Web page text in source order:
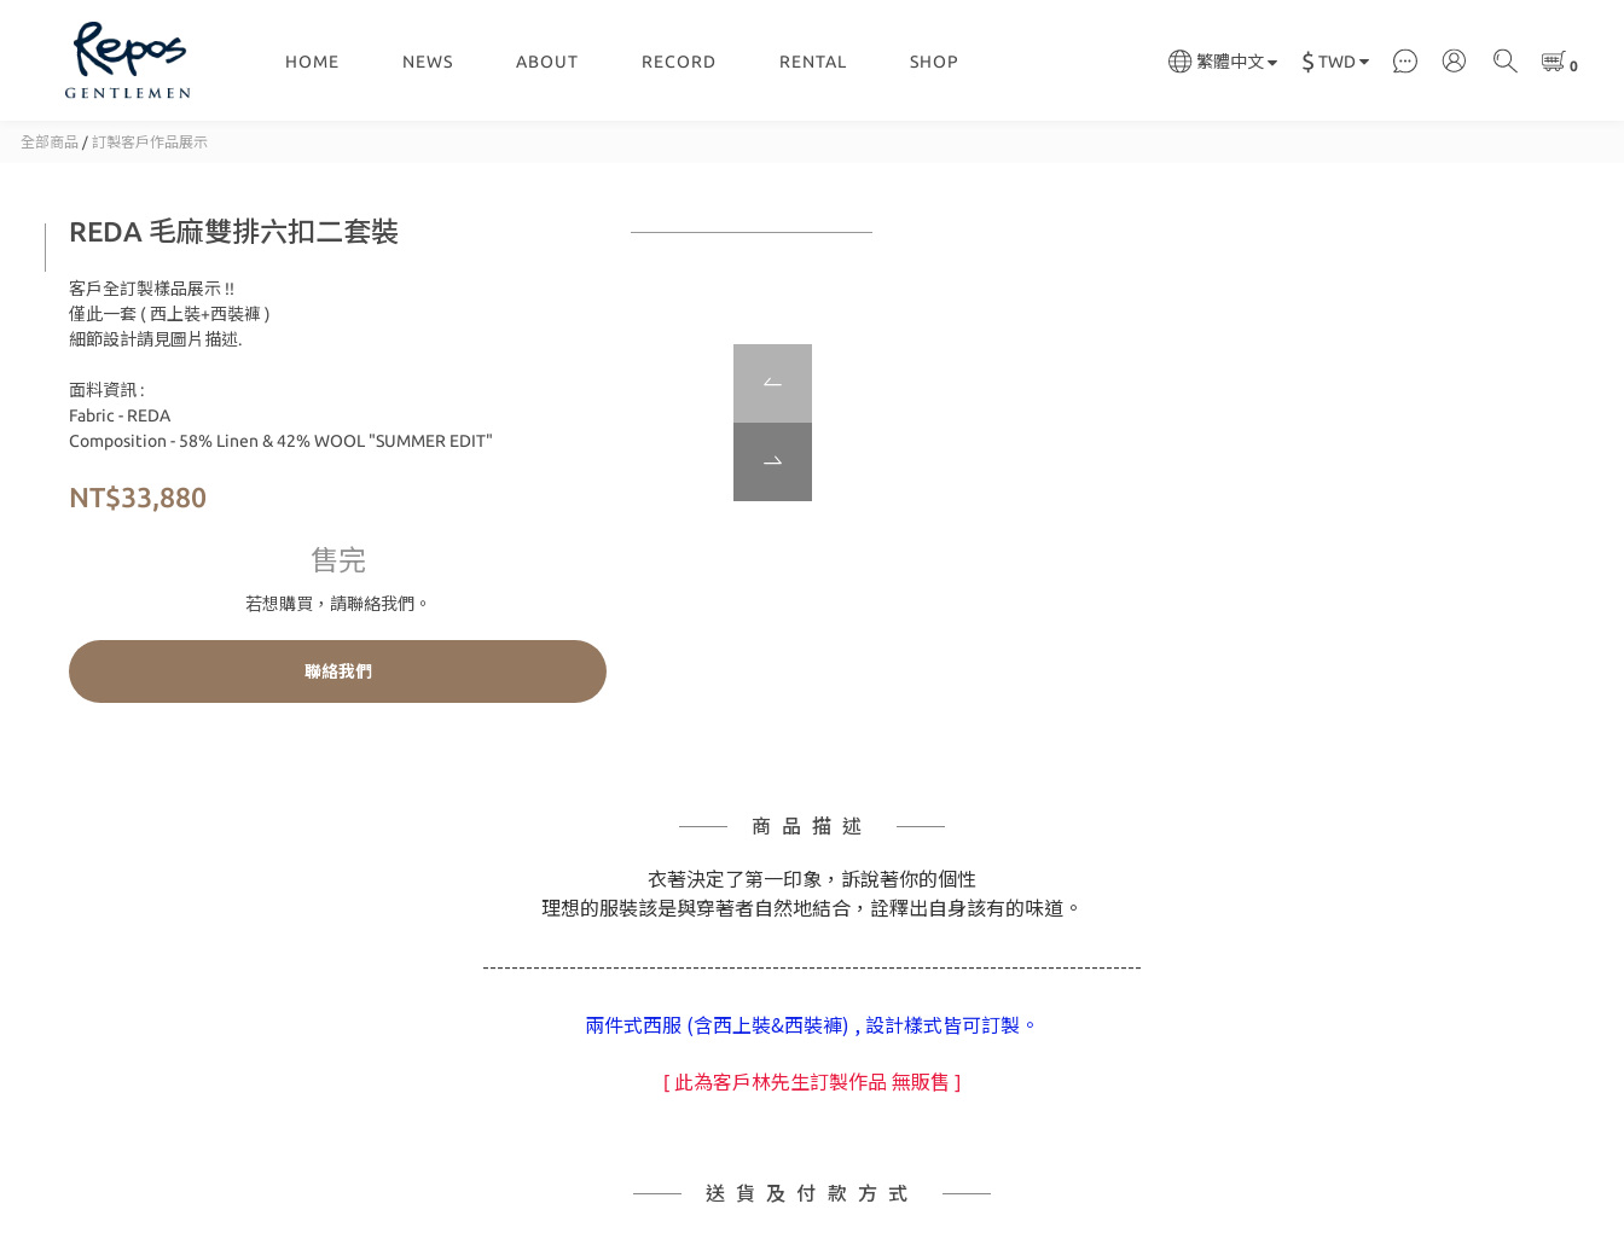
HOME NEWS ABOUT RECORD RENTAL SHOP 繁體中文 $ TWD
全部商品 / 訂製客戶作品展示
REDA 毛麻雙排六扣二套裝
客戶全訂製樣品展示 !!
僅此一套 ( 西上裝+西裝褲 )
細節設計請見圖片描述.
面料資訊 :
Fabric - REDA
Composition - 58% Linen & 42% WOOL "SUMMER EDIT"
NT$33,880
售完
若想購買，請聯絡我們。
聯絡我們
商品描述
衣著決定了第一印象，訴說著你的個性
理想的服裝該是與穿著者自然地結合，詮釋出自身該有的味道。
-------------------------------------------------------------------------------------------
兩件式西服 (含西上裝&西裝褲) , 設計樣式皆可訂製。
[ 此為客戶林先生訂製作品 無販售 ]
送貨及付款方式